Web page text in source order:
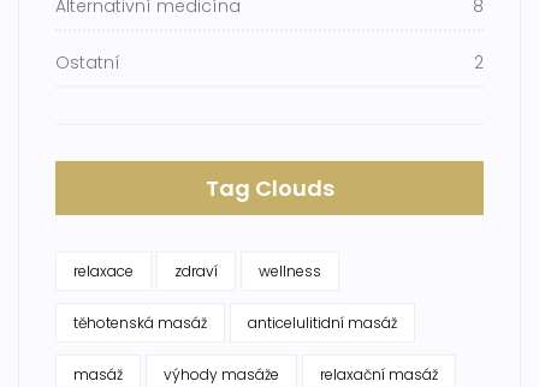
Alternativní medicína 8
Ostatní 2
Tag Clouds
relaxace zdraví wellness
těhotenská masáž anticelulitidní masáž
masáž výhody masáže relaxační masáž